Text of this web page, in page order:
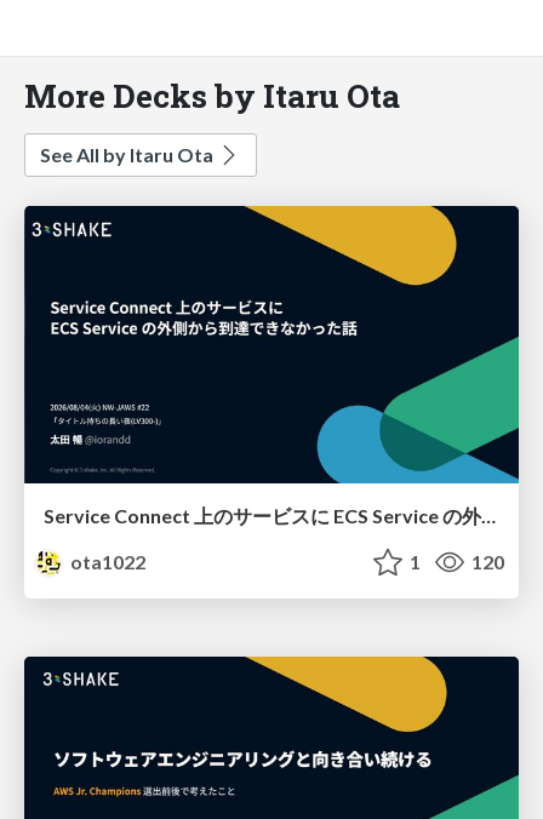
More Decks by Itaru Ota
See All by Itaru Ota
Service Connect 上のサービスに ECS Service の外側から到達できなかった話
ota1022
1 120